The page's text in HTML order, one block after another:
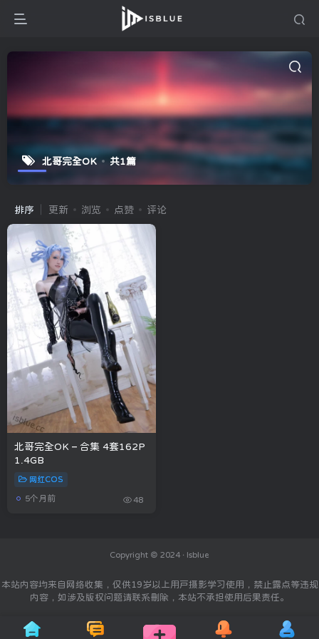
北哥完全OK 共1篇
排序 更新 浏览 点赞 评论
北哥完全OK – 合集 4套162P
1.4GB
网红COS
5个月前 48
Copyright © 2024 · Isblue
本站内容均来自网络收集，仅供19岁以上用户摄影学习使用，禁止露点等违规
内容，如涉及版权问题请联系删除，本站不承担使用后果责任。